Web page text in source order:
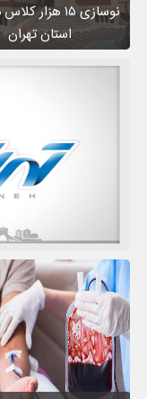
نوسازی ۱۵ هزار
استان تهران